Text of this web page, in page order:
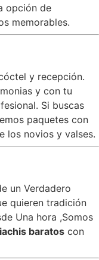
opción de
memorables.
y recepción.
y con tu
Si buscas
paquetes con
los novios y valses.
un Verdadero
quieren tradición
Una hora ,Somos
baratos con